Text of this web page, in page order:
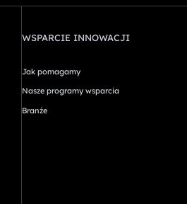
WSPARCIE INNOWACJI
Jak pomagamy
Nasze programy wsparcia
Branże